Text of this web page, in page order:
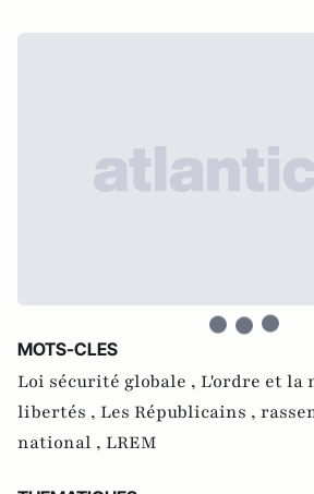
MOTS-CLES
Loi sécurité globale , L'ordre et la
libertés , Les Républicains ,
national , LREM